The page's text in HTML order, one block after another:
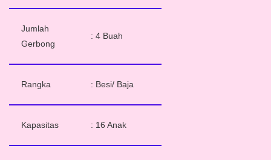
Jumlah
Gerbong
: 4 Buah
Rangka : Besi/ Baja
Kapasitas : 16 Anak